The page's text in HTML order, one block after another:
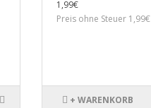
1,99€
Preis ohne Steuer 1,99€
+ WARENKORB